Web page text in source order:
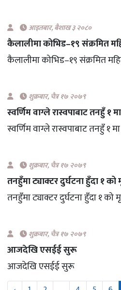
आइतबार​, बैशाख ३ २०८०
कैलालीमा कोभिड–१९ संक्रमित
कैलालीमा कोभिड–१९ संक्रमित
शुक्रबार​, चैत्र १७ २०७९
स्वर्णिम वाग्ले रास्वपाबाट तनहुँ १
स्वर्णिम वाग्ले रास्वपाबाट तनहुँ १
शुक्रबार​, चैत्र १७ २०७९
तनहुँमा ट्याक्टर दुर्घटना हुँदा १
तनहुँमा ट्याक्टर दुर्घटना हुँदा १ को
शुक्रबार​, चैत्र १७ २०७९
आजदेखि एसईई सुरू
आजदेखि एसईई सुरू